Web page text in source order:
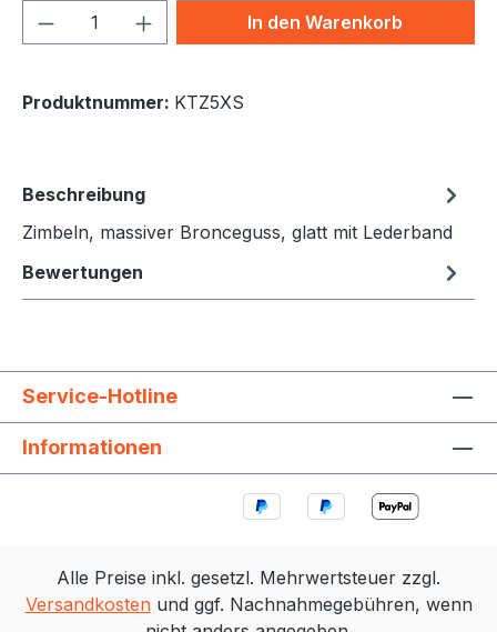
Produkt Anzahl: Gib denIn den Warenkorb
Produktnummer: KTZ5XS
Beschreibung
Zimbeln, massiver Bronceguss, glatt mit Lederband
Bewertungen
Service-Hotline
Informationen
Alle Preise inkl. gesetzl. Mehrwertsteuer zzgl.
Versandkostenund ggf. Nachnahmegebühren, wenn